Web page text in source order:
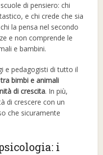
di pensiero: chi
e chi crede che sia
la pensa nel secondo
e non comprende le
e bambini.
e pedagogisti di tutto il
bimbi e animali
di crescita. In più,
di crescere con un
che sicuramente
i